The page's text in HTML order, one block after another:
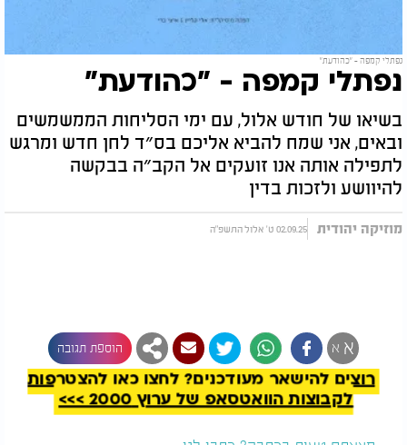
נפתלי קמפה - "כהודעת"
נפתלי קמפה - "כהודעת"
בשיאו של חודש אלול, עם ימי הסליחות הממשמשים
ובאים, אני שמח להביא אליכם בס״ד לחן חדש ומרגש
לתפילה אותה אנו זועקים אל הקב״ה בבקשה
להיוושע ולזכות בדין
מוזיקה יהודית 02.09.25 ט' אלול התשפ"ה
א א הוספת תגובה
רוצים להישאר מעודכנים? לחצו כאן להצטרפות
לקבוצות הוואטסאפ של ערוץ 2000 >>>